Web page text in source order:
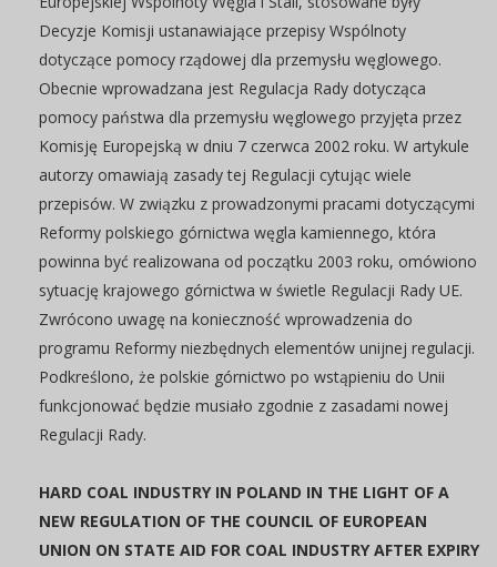
Decyzje Komisji ustanawiające przepisy Wspólnoty
dotyczące pomocy rządowej dla przemysłu węglowego.
Obecnie wprowadzana jest Regulacja Rady dotycząca
pomocy państwa dla przemysłu węglowego przyjęta przez
Komisję Europejską w dniu 7 czerwca 2002 roku. W artykule
autorzy omawiają zasady tej Regulacji cytując wiele
przepisów. W związku z prowadzonymi pracami dotyczącymi
Reformy polskiego górnictwa węgla kamiennego, która
powinna być realizowana od początku 2003 roku, omówiono
sytuację krajowego górnictwa w świetle Regulacji Rady UE.
Zwrócono uwagę na konieczność wprowadzenia do
programu Reformy niezbędnych elementów unijnej regulacji.
Podkreślono, że polskie górnictwo po wstąpieniu do Unii
funkcjonować będzie musiało zgodnie z zasadami nowej
Regulacji Rady.
HARD COAL INDUSTRY IN POLAND IN THE LIGHT OF A
NEW REGULATION OF THE COUNCIL OF EUROPEAN
UNION ON STATE AID FOR COAL INDUSTRY AFTER EXPIRY